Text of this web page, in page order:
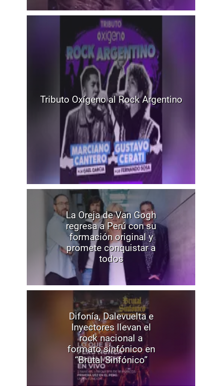
Tributo Oxígeno al Rock Argentino
La Oreja de Van Gogh
regresa a Perú con su
formación original y
promete conquistar a
todos
Difonía, Dalevuelta e
Inyectores llevan el
rock nacional a
formato sinfónico en
“Brutal Sinfónico”